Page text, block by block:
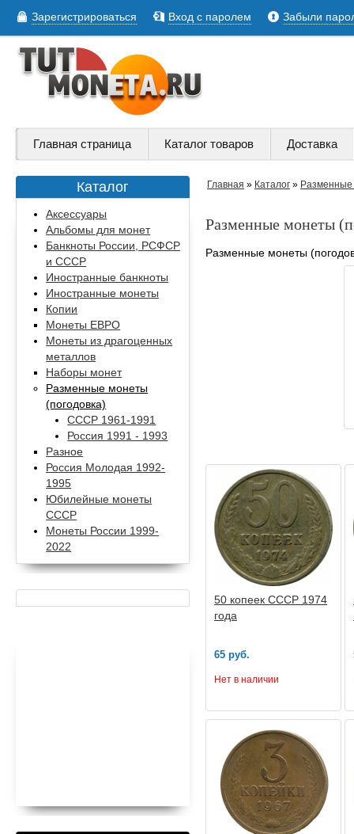
Зарегистрироваться Вход с паролем Забыли
Главная страница Каталог товаров Доставка
Каталог
Аксессуары
Альбомы для монет
Банкноты России, РСФСР
и СССР
Иностранные банкноты
Иностранные монеты
Копии
Монеты ЕВРО
Монеты из драгоценных
металлов
Наборы монет
Разменные монеты
(погодовка)
СССР 1961-1991
Россия 1991 - 1993
Разное
Россия Молодая 1992-
1995
Юбилейные монеты
СССР
Монеты России 1999-
2022
Главная » Каталог » Разменные
Разменные монеты
Разменные монеты
50 копеек СССР 1974
года
65 руб.
Нет в наличии